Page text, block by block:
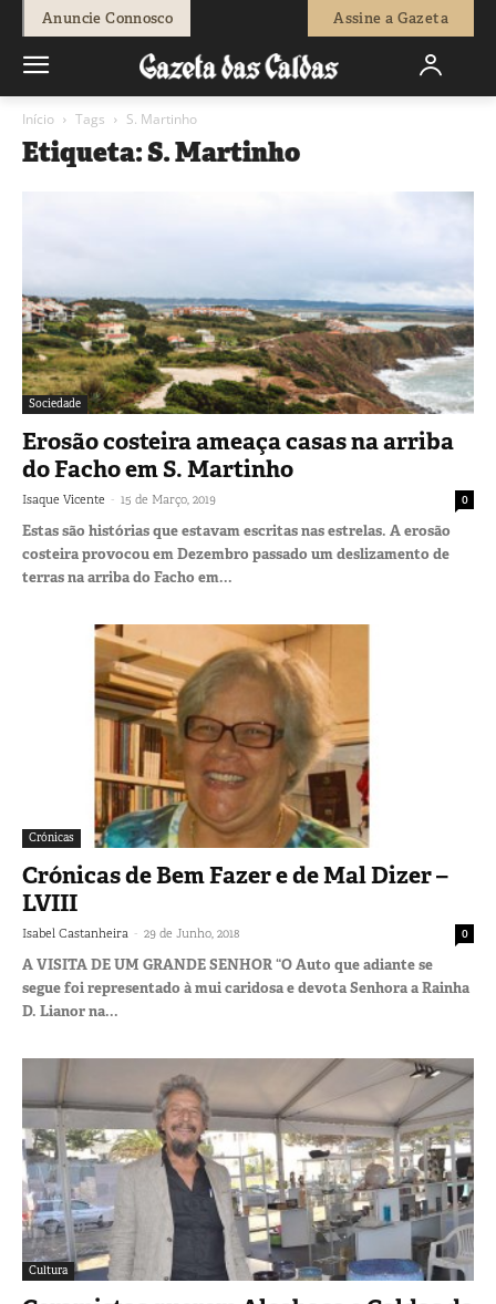
Anuncie Connosco Assine a Gazeta
Início Tags S. Martinho
Etiqueta: S. Martinho
Sociedade
Erosão costeira ameaça casas na arriba
do Facho em S. Martinho
Isaque Vicente - 15 de Março, 2019 0
Estas são histórias que estavam escritas nas estrelas. A erosão
costeira provocou em Dezembro passado um deslizamento de
terras na arriba do Facho em...
Crónicas
Crónicas de Bem Fazer e de Mal Dizer –
LVIII
Isabel Castanheira - 29 de Junho, 2018 0
A VISITA DE UM GRANDE SENHOR “O Auto que adiante se
segue foi representado à mui caridosa e devota Senhora a Rainha
D. Lianor na...
Cultura